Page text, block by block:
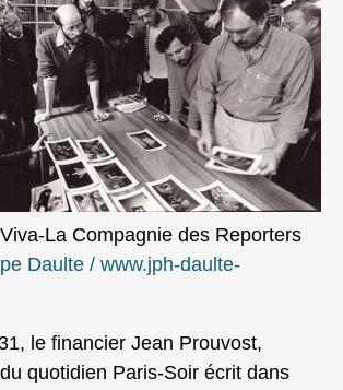
La Compagnie des Reporters
Daulte / www.jph-daulte-
le financier Jean Prouvost,
quotidien Paris-Soir écrit dans